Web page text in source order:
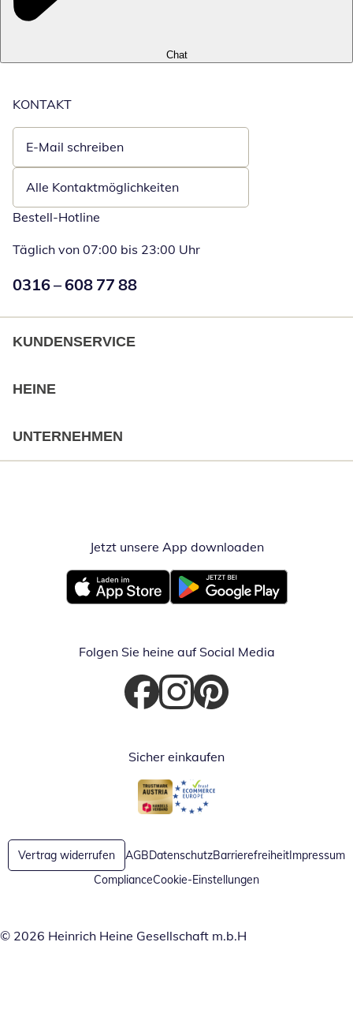
Chat
KONTAKT
E-Mail schreiben
Öffnet E-Mail-Client
Alle Kontaktmöglichkeiten
Bestell-Hotline
Täglich von 07:00 bis 23:00 Uhr
Numéro de téléphone:
0316 – 608 77 88
KUNDENSERVICE
HEINE
UNTERNEHMEN
Jetzt unsere App downloadenÖffnet in
Öffnet in neuem FensterÖffnet in neuem Fenster
Folgen Sie heine auf Social Media
Öffnet in neuem Fenster
Öffnet in neuem Fenster
Öffnet in neuem Fenster
Sicher einkaufen
Öffnet in neuem Fenster
Öffnet in neuem Fenster
Vertrag widerrufen AGBDatenschutzBarrierefreiheitImpressum
ComplianceCookie-Einstellungen
© 2026 Heinrich Heine Gesellschaft m.b.H